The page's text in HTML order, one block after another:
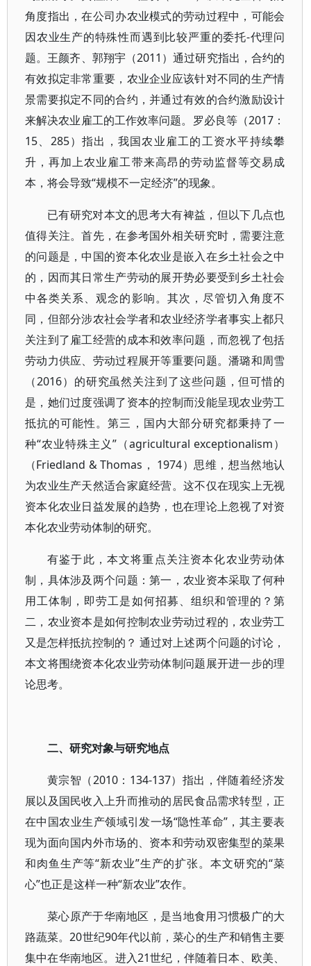
角度指出，在公司办农业模式的劳动过程中，可能会
因农业生产的特殊性而遇到比较严重的委托-代理问
题。王颜齐、郭翔宇（2011）通过研究指出，合约的
有效拟定非常重要，农业企业应该针对不同的生产情
景需要拟定不同的合约，并通过有效的合约激励设计
来解决农业雇工的工作效率问题。罗必良等（2017：
15、285）指出，我国农业雇工的工资水平持续攀
升，再加上农业雇工带来高昂的劳动监督等交易成
本，将会导致“规模不一定经济”的现象。
已有研究对本文的思考大有裨益，但以下几点也
值得关注。首先，在参考国外相关研究时，需要注意
的问题是，中国的资本化农业是嵌入在乡土社会之中
的，因而其日常生产劳动的展开势必要受到乡土社会
中各类关系、观念的影响。其次，尽管切入角度不
同，但部分涉农社会学者和农业经济学者事实上都只
关注到了雇工经营的成本和效率问题，而忽视了包括
劳动力供应、劳动过程展开等重要问题。潘璐和周雪
（2016）的研究虽然关注到了这些问题，但可惜的
是，她们过度强调了资本的控制而没能呈现农业劳工
抵抗的可能性。第三，国内大部分研究都秉持了一
种“农业特殊主义”（agricultural exceptionalism）
（Friedland & Thomas， 1974）思维，想当然地认
为农业生产天然适合家庭经营。这不仅在现实上无视
资本化农业日益发展的趋势，也在理论上忽视了对资
本化农业劳动体制的研究。
有鉴于此，本文将重点关注资本化农业劳动体
制，具体涉及两个问题：第一，农业资本采取了何种
用工体制，即劳工是如何招募、组织和管理的？第
二，农业资本是如何控制农业劳动过程的，农业劳工
又是怎样抵抗控制的？ 通过对上述两个问题的讨论，
本文将围绕资本化农业劳动体制问题展开进一步的理
论思考。
二、研究对象与研究地点
黄宗智（2010：134-137）指出，伴随着经济发
展以及国民收入上升而推动的居民食品需求转型，正
在中国农业生产领域引发一场“隐性革命”，其主要表
现为面向国内外市场的、资本和劳动双密集型的菜果
和肉鱼生产等“新农业”生产的扩张。本文研究的“菜
心”也正是这样一种“新农业”农作。
菜心原产于华南地区，是当地食用习惯极广的大
路蔬菜。20世纪90年代以前，菜心的生产和销售主要
集中在华南地区。进入21世纪，伴随着日本、欧美、